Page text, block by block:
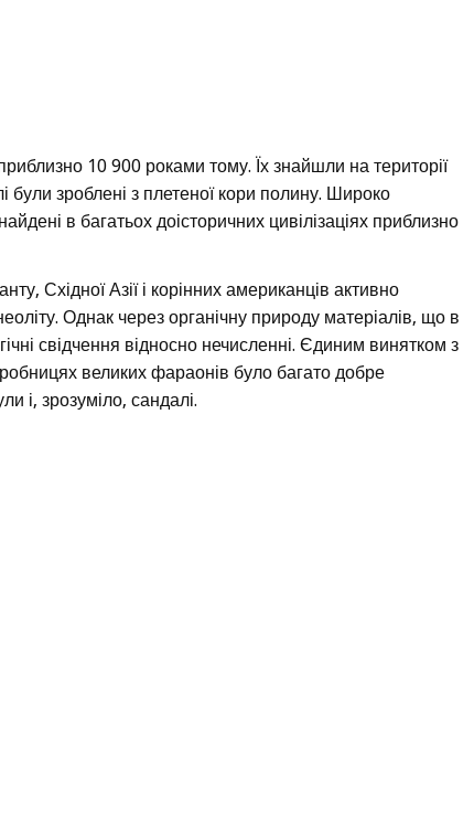
10 900 роками тому. Їх знайшли на території
зроблені з плетеної кори полину. Широко
в багатьох доісторичних цивілізаціях приблизно
Східної Азії і корінних американців активно
Однак через органічну природу матеріалів, що в
свідчення відносно нечисленні. Єдиним винятком з
великих фараонів було багато добре
і, зрозуміло, сандалі.